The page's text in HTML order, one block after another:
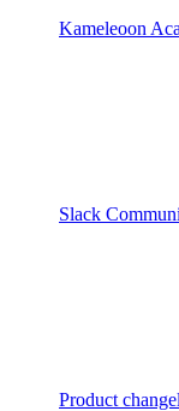
Kameleoon
Slack
Product